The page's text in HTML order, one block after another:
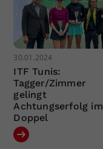
30.01.2024
ITF Tunis:
Tagger/Zimmer
gelingt
Achtungserfolg im
Doppel